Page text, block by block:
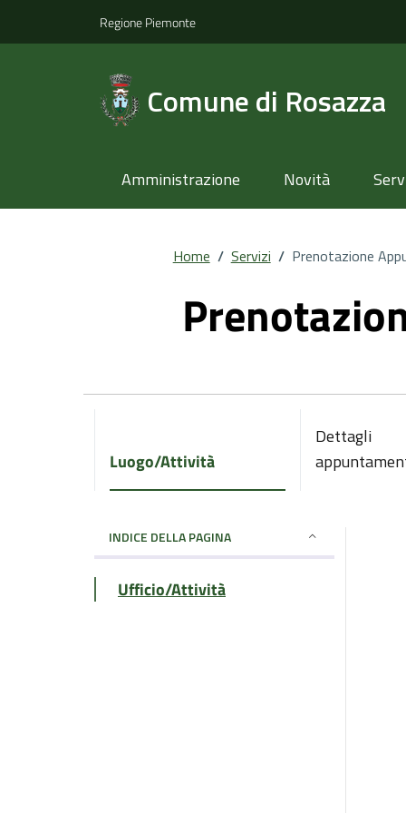
Regione Piemonte
Comune di Rosazza
Amministrazione Novità
Home / Servizi / Prenotazione
Luogo/Attività
Dettagli
INDICE DELLA PAGINA
Ufficio/Attività